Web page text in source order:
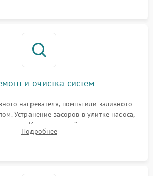
и очистка систем
нагревателя, помпы или заливного
Устранение засоров в улитке насоса,
Компонентный ремонт платы
поврежденной проводки.
Подробнее